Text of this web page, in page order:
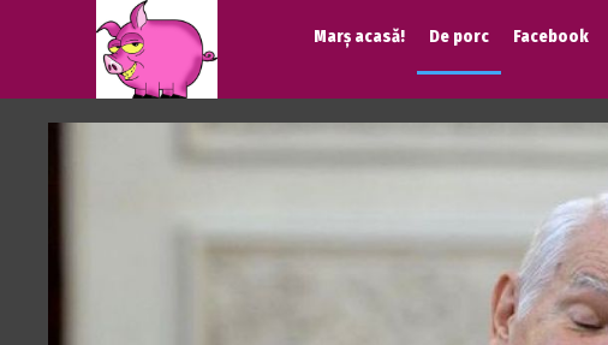
Marș acasă! De porc Facebook